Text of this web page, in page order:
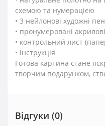
схемою та нумерацією
• 3 нейлонові художні
• пронумеровані
• контрольний лист
• інструкція
Готова картина стане
творчим подарунком,
Відгуки (0)